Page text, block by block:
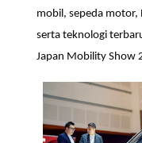
mobil, sepeda motor,
serta teknologi
Japan Mobility Show